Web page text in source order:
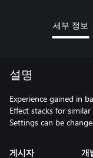
세부 정보
설명
Experience gained in
Effect stacks for
Settings can be
게시자 개